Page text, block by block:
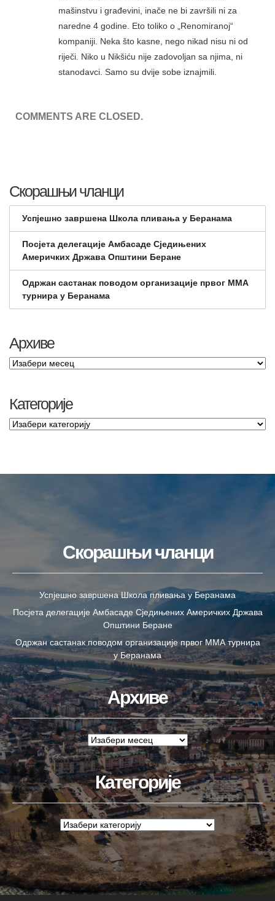
mašinstvu i građevini, inače ne bi završili ni za
naredne 4 godine. Eto toliko o „Renomiranoj“
kompaniji. Neka što kasne, nego nikad nisu ni od
riječi. Niko u Nikšiću nije zadovoljan sa njima, ni
stanodavci. Samo su dvije sobe iznajmili.
COMMENTS ARE CLOSED.
Скорашњи чланци
Успјешно завршена Школа пливања у Беранама
Посјета делегације Амбасаде Сједињених
Америчких Држава Општини Беране
Одржан састанак поводом организације првог ММА
турнира у Беранама
Архиве
Категорије
Скорашњи чланци
Успјешно завршена Школа пливања у Беранама
Посјета делегације Амбасаде Сједињених Америчких Држава
Општини Беране
Одржан састанак поводом организације првог ММА турнира
у Беранама
Архиве
Категорије